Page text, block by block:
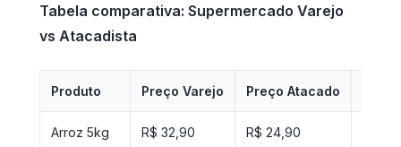
Tabela comparativa: Supermercado Varejo
vs Atacadista
Produto Preço Varejo Preço Atacado
Arroz 5kg R$ 32,90 R$ 24,90